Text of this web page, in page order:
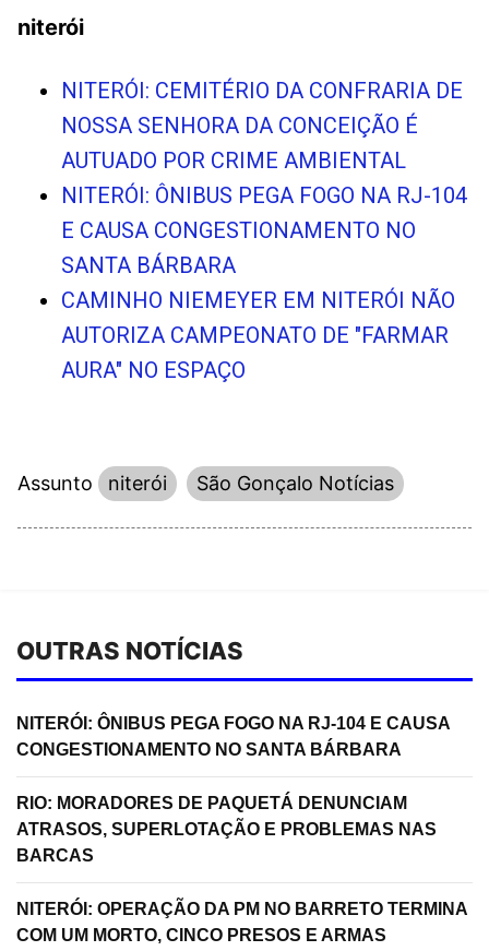
niterói
NITERÓI: CEMITÉRIO DA CONFRARIA DE
NOSSA SENHORA DA CONCEIÇÃO É
AUTUADO POR CRIME AMBIENTAL
NITERÓI: ÔNIBUS PEGA FOGO NA RJ-104
E CAUSA CONGESTIONAMENTO NO
SANTA BÁRBARA
CAMINHO NIEMEYER EM NITERÓI NÃO
AUTORIZA CAMPEONATO DE "FARMAR
AURA" NO ESPAÇO
Assunto niterói São Gonçalo Notícias
OUTRAS NOTÍCIAS
NITERÓI: ÔNIBUS PEGA FOGO NA RJ-104 E CAUSA
CONGESTIONAMENTO NO SANTA BÁRBARA
RIO: MORADORES DE PAQUETÁ DENUNCIAM
ATRASOS, SUPERLOTAÇÃO E PROBLEMAS NAS
BARCAS
NITERÓI: OPERAÇÃO DA PM NO BARRETO TERMINA
COM UM MORTO, CINCO PRESOS E ARMAS